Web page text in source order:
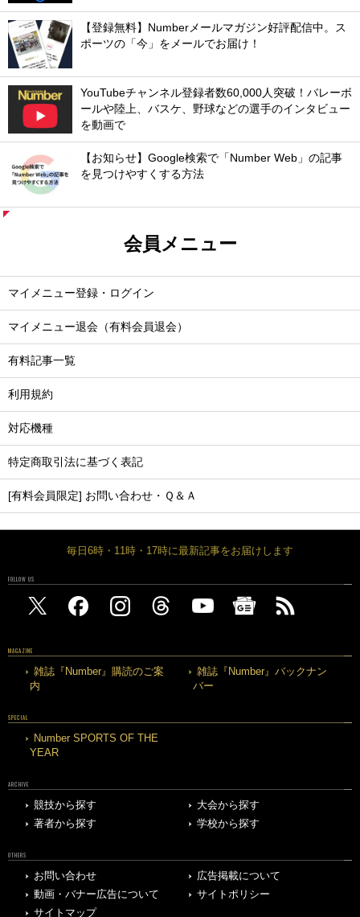
【登録無料】Numberメールマガジン好評配信中。ス
ポーツの「今」をメールでお届け！
YouTubeチャンネル登録者数60,000人突破！バレーボ
ールや陸上、バスケ、野球などの選手のインタビュー
を動画で
【お知らせ】Google検索で「Number Web」の記事
を見つけやすくする方法
会員メニュー
マイメニュー登録・ログイン
マイメニュー退会（有料会員退会）
有料記事一覧
利用規約
対応機種
特定商取引法に基づく表記
[有料会員限定] お問い合わせ・Ｑ＆Ａ
毎日6時・11時・17時に最新記事をお届けします
FOLLOW US
MAGAZINE
雑誌『Number』購読のご案
内
雑誌『Number』バックナン
バー
SPECIAL
Number SPORTS OF THE
YEAR
ARCHIVE
競技から探す
大会から探す
著者から探す
学校から探す
OTHERS
お問い合わせ
広告掲載について
動画・バナー広告について
サイトポリシー
サイトマップ